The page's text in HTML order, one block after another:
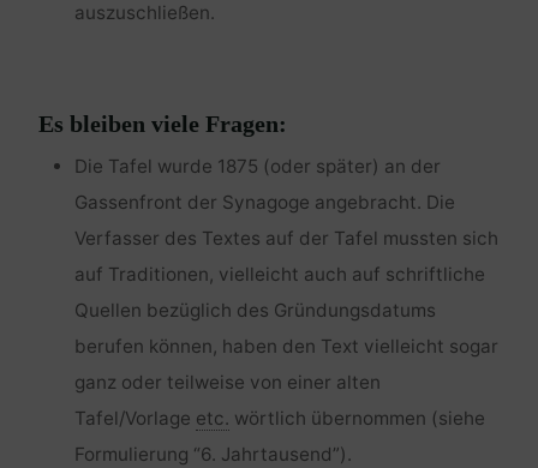
auszuschließen.
Es bleiben viele Fragen:
Die Tafel wurde 1875 (oder später) an der
Gassenfront der Synagoge angebracht. Die
Verfasser des Textes auf der Tafel mussten sich
auf Traditionen, vielleicht auch auf schriftliche
Quellen bezüglich des Gründungsdatums
berufen können, haben den Text vielleicht sogar
ganz oder teilweise von einer alten
Tafel/Vorlage etc. wörtlich übernommen (siehe
Formulierung “6. Jahrtausend”).